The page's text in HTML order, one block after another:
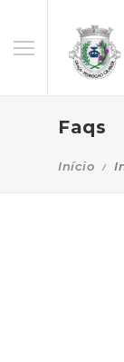
Faqs
Início